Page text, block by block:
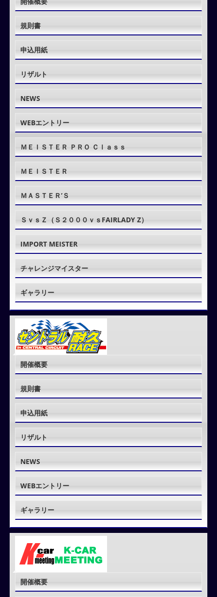
規則書
申込用紙
リザルト
NEWS
WEBエントリー
ＭＥＩＳＴＥＲ ＰＲＯ Ｃｌａｓｓ
ＭＥＩＳＴＥＲ
ＭＡＳＴＥＲ’Ｓ
ＳｖｓＺ（Ｓ２０００ｖｓFAIRLADY Z）
IMPORT MEISTER
チャレンジマイスター
ギャラリー
開催概要
規則書
申込用紙
リザルト
NEWS
WEBエントリー
ギャラリー
開催概要